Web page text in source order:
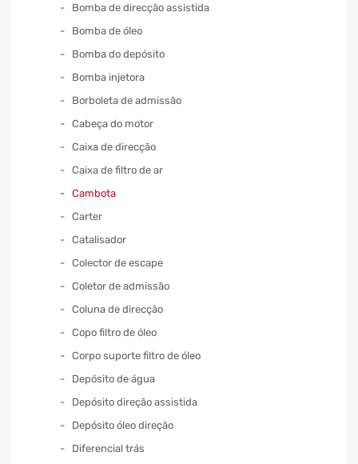
Bomba de direcção assistida
Bomba de óleo
Bomba do depósito
Bomba injetora
Borboleta de admissão
Cabeça do motor
Caixa de direcção
Caixa de filtro de ar
Cambota
Carter
Catalisador
Colector de escape
Coletor de admissão
Coluna de direcção
Copo filtro de óleo
Corpo suporte filtro de óleo
Depósito de água
Depósito direção assistida
Depósito óleo direção
Diferencial trás